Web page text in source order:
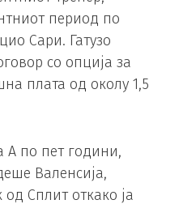
период по
Сари. Гатузо
со опција за
плата од околу 1,5
А по пет години,
Валенсија,
Сплит откако ја